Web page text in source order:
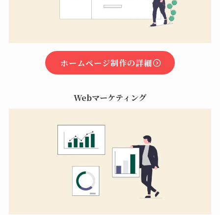
ホームページ制作の詳細
Webマーケティング